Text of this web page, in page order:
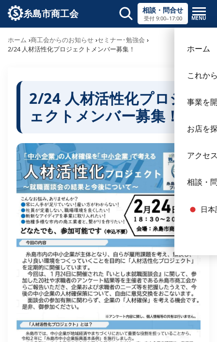
糸島市商工会 相談・問合せ
受付 9:00–17:00 MENU
サイト内検索
ホーム
これか
事業を
お店を
アクセ
相談・
日
ホーム 商工会からのお知らせ セミナー･勉強会
2/24 人材活性化プロジェクトメンバー募集！
2/24 人材活性化プロジ
ェクトメンバー募集！